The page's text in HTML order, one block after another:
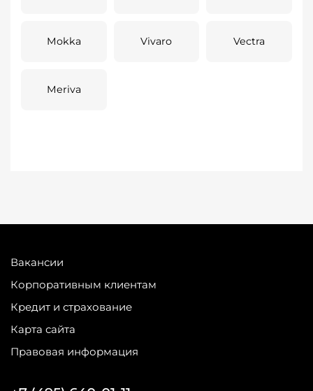
Mokka Vivaro Vectra
Meriva
Вакансии
Корпоративным клиентам
Кредит и страхование
Карта сайта
Правовая информация